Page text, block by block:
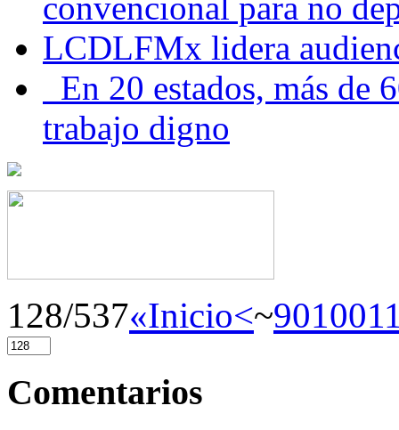
LCDLFMx lidera
En 20 estados, más de
trabajo digno
128/537«Inicio<~90100
Comentarios